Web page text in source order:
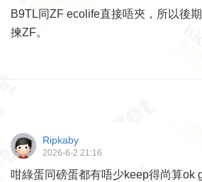
B9TL同ZF ecolife直接唔夾，所以後
揀ZF。
Ripkaby
2026-6-2 21:16
咁綠蛋同磅蛋都有唔少keep得尚算ok